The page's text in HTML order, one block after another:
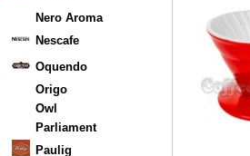
Nero Aroma
Nescafe
Oquendo
Origo
Owl
Parliament
Paulig